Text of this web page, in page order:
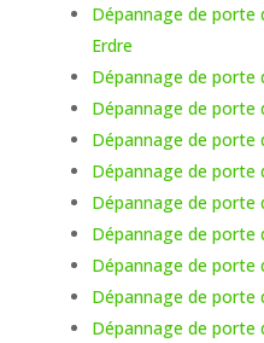
Dépannage de porte
Erdre
Dépannage de porte
Dépannage de porte
Dépannage de porte
Dépannage de porte
Dépannage de porte
Dépannage de porte
Dépannage de porte
Dépannage de porte
Dépannage de porte